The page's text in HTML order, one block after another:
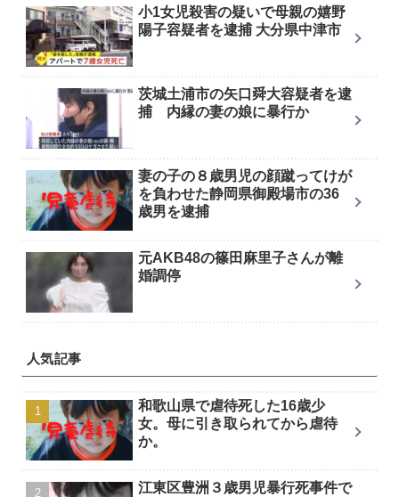
小1女児殺害の疑いで母親の嬉野
陽子容疑者を逮捕 大分県中津市
茨城土浦市の矢口舜大容疑者を逮
捕 内縁の妻の娘に暴行か
妻の子の８歳男児の顔蹴ってけが
を負わせた静岡県御殿場市の36
歳男を逮捕
元AKB48の篠田麻里子さんが離
婚調停
人気記事
和歌山県で虐待死した16歳少
女。母に引き取られてから虐待
か。
江東区豊洲３歳男児暴行死事件で